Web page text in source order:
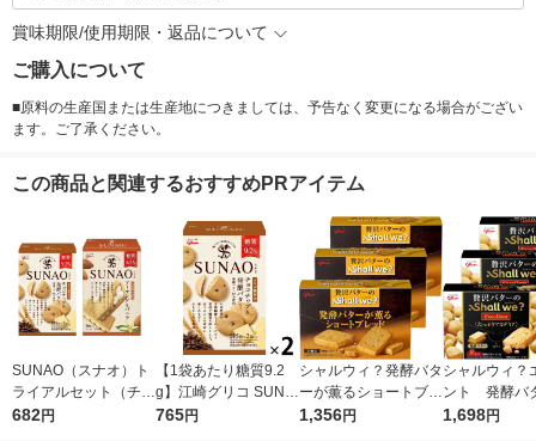
賞味期限/使用期限・返品について
ご購入について
■原料の生産国または生産地につきましては、予告なく変更になる場合がござい
ます。ご了承ください。
この商品と関連するおすすめPRアイテム
SUNAO（スナオ）ト
ライアルセット（チョ
コチップ、アーモンド
682円
【1袋あたり糖質9.2
g】江崎グリコ SUNA
O（スナオ）ビスケッ
765円
シャルウィ？発酵バタ
ーが薫るショートブレ
ッド 3箱 江崎グリ
1,356円
シャルウィ？
ント 発酵バ
箱 江崎グリ
1,698円